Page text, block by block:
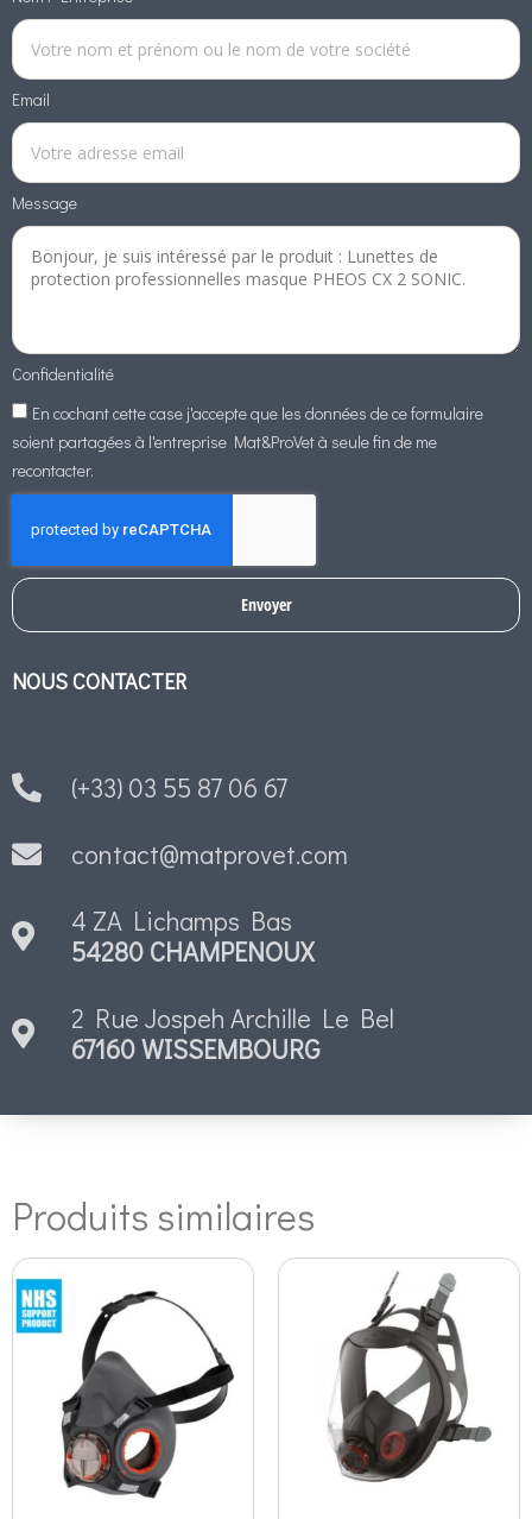
Email
Message
Confidentialité
En cochant cette case j'accepte que les données de ce formulaire
soient partagées à l'entreprise Mat&ProVet à seule fin de me
recontacter.
Envoyer
NOUS CONTACTER
(+33) 03 55 87 06 67
contact@matprovet.com
4 ZA Lichamps Bas
54280 CHAMPENOUX
2 Rue Jospeh Archille Le Bel
67160 WISSEMBOURG
Produits similaires